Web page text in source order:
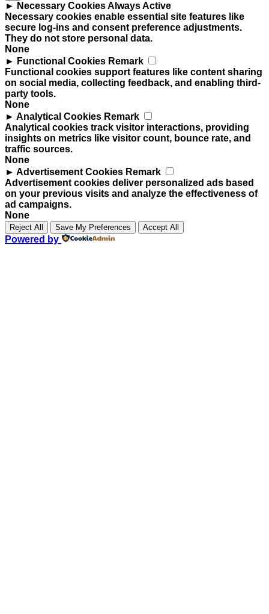
► Necessary CookiesAlways Active
Necessary cookies enable essential site features like
secure log-ins and consent preference adjustments.
They do not store personal data.
None
► Functional Cookies Remark
Functional cookies support features like content sharing
on social media, collecting feedback, and enabling third-
party tools.
None
► Analytical Cookies Remark
Analytical cookies track visitor interactions, providing
insights on metrics like visitor count, bounce rate, and
traffic sources.
None
► Advertisement Cookies Remark
Advertisement cookies deliver personalized ads based
on your previous visits and analyze the effectiveness of
ad campaigns.
None
Reject All Save My Preferences Accept All
Powered by